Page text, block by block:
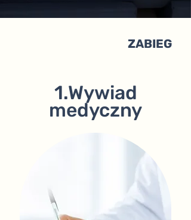
ZABIEG
1.Wywiad
medyczny